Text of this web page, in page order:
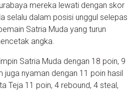
mereka lewati dengan skor
selalu dalam posisi unggul selepas
Satria Muda yang turun
angka.
Satria Muda dengan 18 poin, 9
juga nyaman dengan 11 poin hasil
Teja 11 poin, 4 rebound, 4 steal,